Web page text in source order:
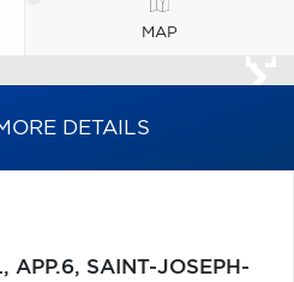
MAP
DETAILS
APP.6, SAINT-JOSEPH-